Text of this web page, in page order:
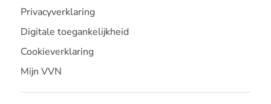
Privacyverklaring
Digitale toegankelijkheid
Cookieverklaring
Mijn VVN